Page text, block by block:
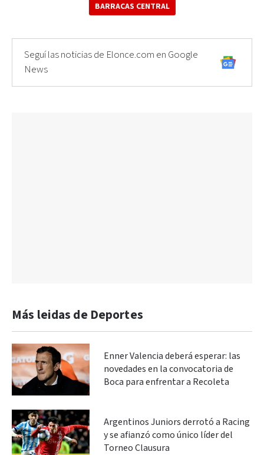
BARRACAS CENTRAL
Seguí las noticias de Elonce.com en Google
News
Más leidas de Deportes
Enner Valencia deberá esperar: las
novedades en la convocatoria de
Boca para enfrentar a Recoleta
Argentinos Juniors derrotó a Racing
y se afianzó como único líder del
Torneo Clausura